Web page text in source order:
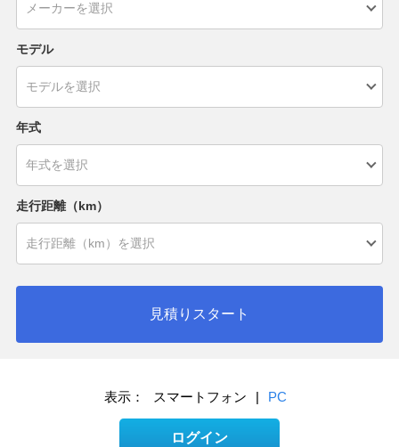
モデル
年式
走行距離（km）
見積りスタート
表示： スマートフォン | PC
ログイン